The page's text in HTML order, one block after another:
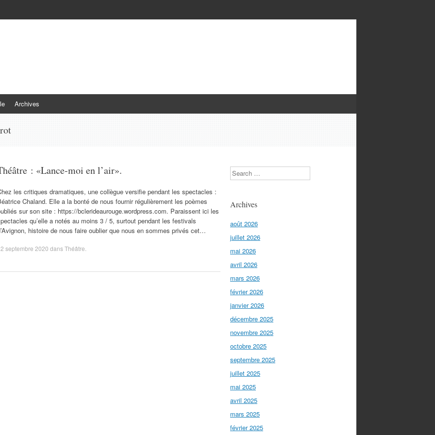
Archives
: «Lance-moi en l’air».
les critiques dramatiques, une collègue versifie pendant les spectacles :
Chaland. Elle a la bonté de nous fournir régulièrement les poèmes
sur son site : https://bclerideaurouge.wordpress.com. Paraissent ici les
qu’elle a notés au moins 3 / 5, surtout pendant les festivals
histoire de nous faire oublier que nous en sommes privés cet…
septembre 2020 dansThéâtre
Search
Archives
août 2026
juillet 2026
mai 2026
avril 2026
mars 2026
février 2026
janvier 2026
décembre 2025
novembre 2025
octobre 2025
septembre 2025
juillet 2025
mai 2025
avril 2025
mars 2025
février 2025